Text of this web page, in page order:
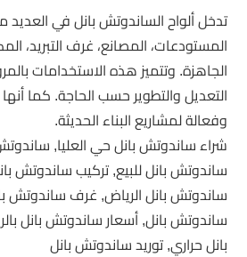
تدخل ألواح الساندوتش بانل في
المستودعات، المصانع، غرف التبريد،
الجاهزة. وتتميز هذه الاستخدامات
التعديل والتطوير حسب الحاجة. كما
وفعالة لمشاريع البناء الحديثة.
شراء ساندوتش بانل حي العليا, ساندوتش
ساندوتش بانل للبيع, تركيب ساندوتش
ساندوتش بانل الرياض, غرف ساندوتش
ساندوتش بانل, أسعار ساندوتش بانل
بانل حراري, توريد ساندوتش بانل